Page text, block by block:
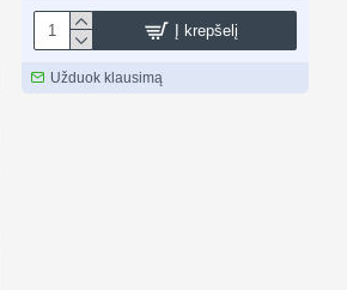
Į krepšelį
Užduok klausimą